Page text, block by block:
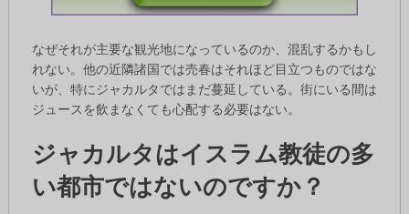
なぜそれが主要な観光地になっているのか、混乱するかもし
れない。他の近隣諸国では売春はそれほど目立つものではな
いが、特にジャカルタではまだ蔓延している。街にいる間は
ジュースを飲まなくても心配する必要はない。
ジャカルタはイスラム教徒の多
い都市ではないのですか？